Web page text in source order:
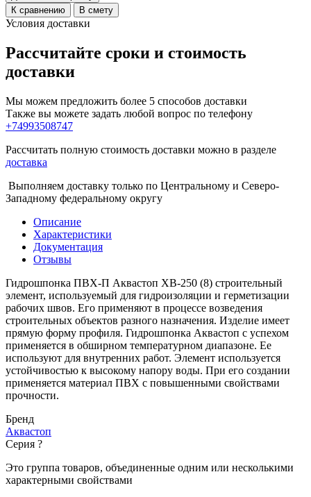
К сравнению
В смету
Условия доставки
Рассчитайте сроки и стоимость
доставки
Мы можем предложить более 5 способов доставки
Также вы можете задать любой вопрос по телефону
+74993508747
Рассчитать полную стоимость доставки можно в разделе
доставка
Выполняем доставку только по Центральному и Северо-
Западному федеральному округу
Описание
Характеристики
Документация
Отзывы
Гидрошпонка ПВХ-П Аквастоп ХВ-250 (8) строительный
элемент, используемый для гидроизоляции и герметизации
рабочих швов. Его применяют в процессе возведения
строительных объектов разного назначения. Изделие имеет
прямую форму профиля. Гидрошпонка Аквастоп с успехом
применяется в обширном температурном диапазоне. Ее
используют для внутренних работ. Элемент используется
устойчивостью к высокому напору воды. При его создании
применяется материал ПВХ с повышенными свойствами
прочности.
Бренд
Аквастоп
Серия ?
Это группа товаров, объединенные одним или несколькими
характерными свойствами